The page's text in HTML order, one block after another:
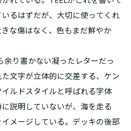
るはずだが、大切に使ってくれ
な傷はなく、色もまだ鮮やか
り書かない凝ったレターだっ
文字が立体的に交差する、ケン
ルドスタイルと呼ばれる字体
説明していないが、海を走る
メージしている。デッキの後部